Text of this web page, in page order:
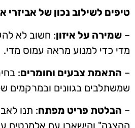
טיפים לשילוב נכון של אביזרי
– שמירה על איזון: חשוב לא
מדי כדי למנוע מראה עמוס מדי.
– התאמת צבעים וחומרים:
שמשתלבים בגוונים ובמרקמים
– הבלטת פריט מפתח: תנו